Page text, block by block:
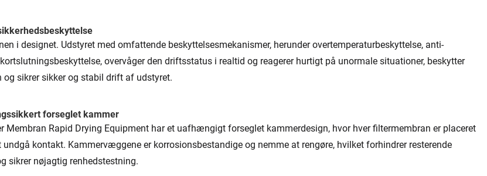
i designet. Udstyret med omfattende beskyttelsesmekanismer, herunder overtemperaturbeskyttelse, anti-
overvåger den driftsstatus i realtid og reagerer hurtigt på unormale situationer, beskytter
og sikrer sikker og stabil drift af udstyret.
forseglet kammer
Membran Rapid Drying Equipment har et uafhængigt forseglet kammerdesign, hvor hver filtermembran er placeret
kontakt. Kammervæggene er korrosionsbestandige og nemme at rengøre, hvilket forhindrer resterende
sikrer nøjagtig renhedstestning.